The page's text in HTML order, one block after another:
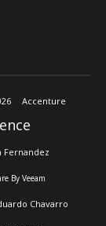
Accenture
Fernandez
By Veeam
Chavarro